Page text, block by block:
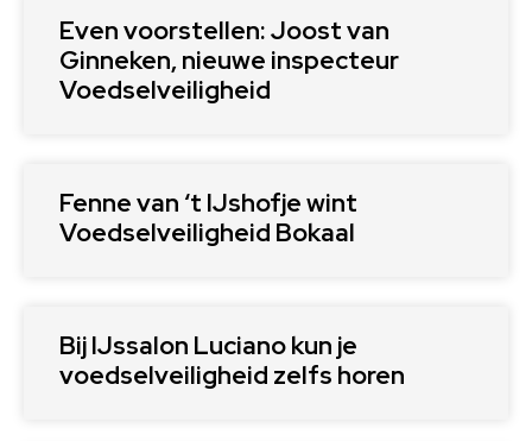
Even voorstellen: Joost van
Ginneken, nieuwe inspecteur
Voedselveiligheid
Fenne van ‘t IJshofje wint
Voedselveiligheid Bokaal
Bij IJssalon Luciano kun je
voedselveiligheid zelfs horen